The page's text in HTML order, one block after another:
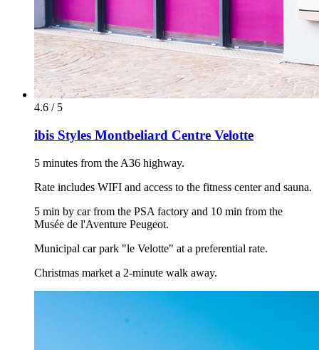
4.6 / 5
ibis Styles Montbeliard Centre Velotte
5 minutes from the A36 highway.
Rate includes WIFI and access to the fitness center and sauna.
5 min by car from the PSA factory and 10 min from the
Musée de l'Aventure Peugeot.
Municipal car park "le Velotte" at a preferential rate.
Christmas market a 2-minute walk away.